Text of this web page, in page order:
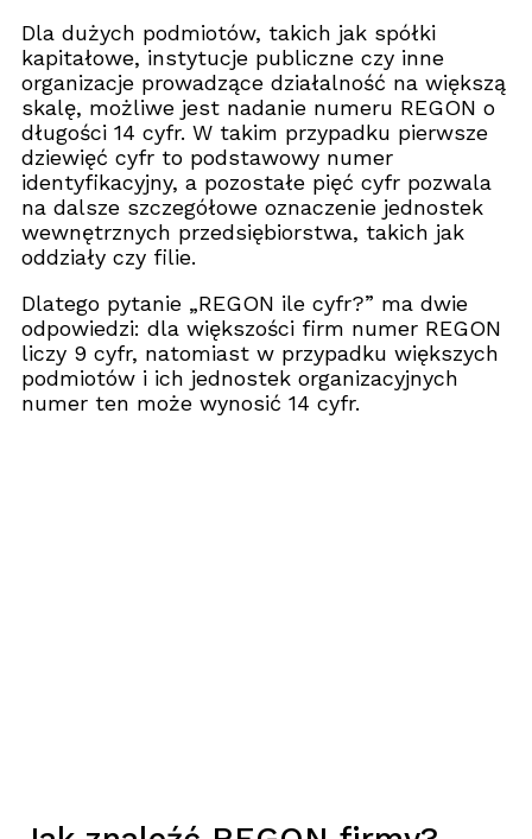
Dla dużych podmiotów, takich jak spółki
kapitałowe, instytucje publiczne czy inne
organizacje prowadzące działalność na większą
skalę, możliwe jest nadanie numeru REGON o
długości 14 cyfr. W takim przypadku pierwsze
dziewięć cyfr to podstawowy numer
identyfikacyjny, a pozostałe pięć cyfr pozwala
na dalsze szczegółowe oznaczenie jednostek
wewnętrznych przedsiębiorstwa, takich jak
oddziały czy filie.
Dlatego pytanie „REGON ile cyfr?” ma dwie
odpowiedzi: dla większości firm numer REGON
liczy 9 cyfr, natomiast w przypadku większych
podmiotów i ich jednostek organizacyjnych
numer ten może wynosić 14 cyfr.